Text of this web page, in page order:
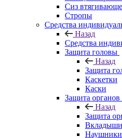
Сиз
Стропы
Средства
Назад
Средства
Защита головы
Назад
Защита
Каскетки
Каски
Защита органов
Назад
Защита
Наушники